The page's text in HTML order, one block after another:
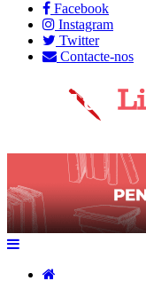
Facebook
Instagram
Twitter
Contacte-nos